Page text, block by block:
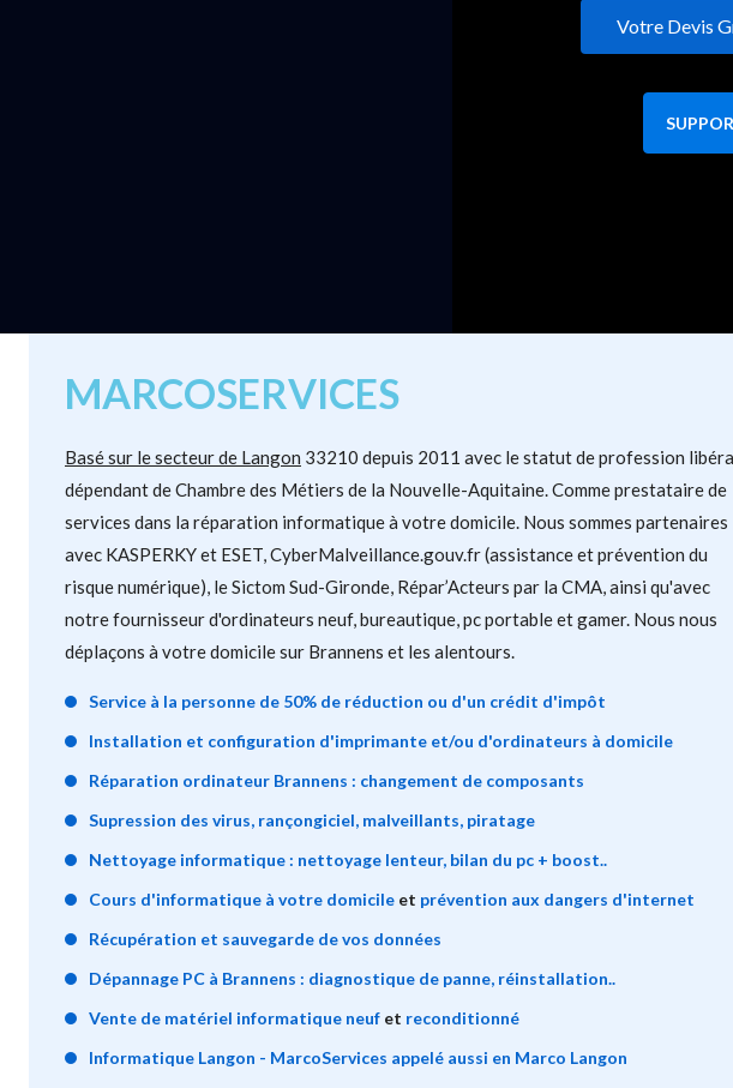
Votre Devis
MARCOSERVICES
Basé sur le secteur de Langon 33210 depuis 2011 avec le statut de profession
dépendant de Chambre des Métiers de la Nouvelle-Aquitaine. Comme prestataire de
services dans la réparation informatique à votre domicile. Nous sommes partenaires
avec KASPERKY et ESET, CyberMalveillance.gouv.fr (assistance et prévention du
risque numérique), le Sictom Sud-Gironde, Répar’Acteurs par la CMA, ainsi qu'avec
notre fournisseur d'ordinateurs neuf, bureautique, pc portable et gamer. Nous nous
déplaçons à votre domicile sur Brannens et les alentours.
Service à la personne de 50% de réduction ou d'un crédit d'impôt
Installation et configuration d'imprimante et/ou d'ordinateurs à domicile
Réparation ordinateur Brannens : changement de composants
Supression des virus, rançongiciel, malveillants, piratage
Nettoyage informatique : nettoyage lenteur, bilan du pc + boost..
Cours d'informatique à votre domicile et prévention aux dangers d'internet
Récupération et sauvegarde de vos données
Dépannage PC à Brannens : diagnostique de panne, réinstallation..
Vente de matériel informatique neuf et reconditionné
Informatique Langon - MarcoServices appelé aussi en Marco Langon